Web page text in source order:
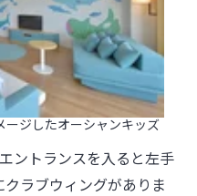
ージしたオーシャンキッズ
ントランスを入ると左手
ラブウィングがありま